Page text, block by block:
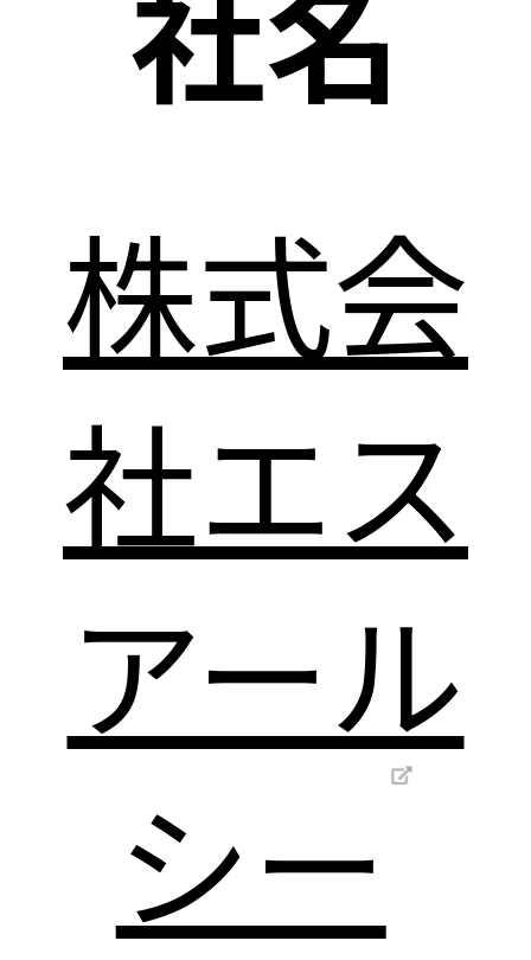
株式会
社エス
アール
シー